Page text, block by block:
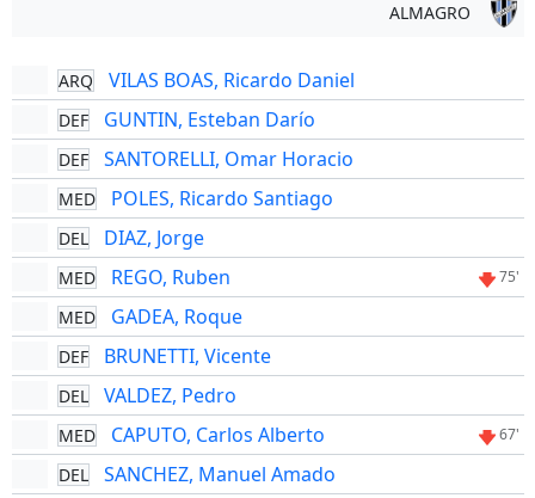
ALMAGRO
ARQ VILAS BOAS, Ricardo Daniel
DEF GUNTIN, Esteban Darío
DEF SANTORELLI, Omar Horacio
MED POLES, Ricardo Santiago
DEL DIAZ, Jorge
MED REGO, Ruben 75'
MED GADEA, Roque
DEF BRUNETTI, Vicente
DEL VALDEZ, Pedro
MED CAPUTO, Carlos Alberto 67'
DEL SANCHEZ, Manuel Amado